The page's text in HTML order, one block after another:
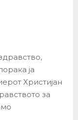
ја
Христијан
за